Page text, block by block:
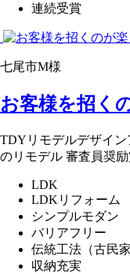
連続受賞
七尾市M様
お客様を招く
TDYリモデルデザイン
のリモデル 審査員奨励
LDK
LDKリフォーム
シンプルモダン
バリアフリー
伝統工法（古民家
収納充実